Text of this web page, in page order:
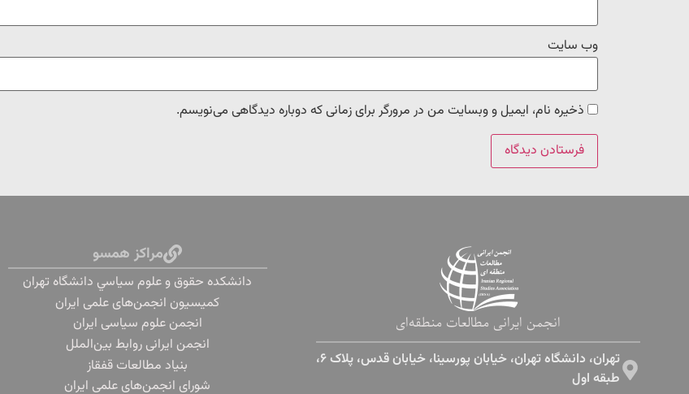
وب‌ سایت
ذخیره نام، ایمیل و وبسایت من در مرورگر برای زمانی که دوباره دیدگاهی می‌نویسم.
انجمن ایرانی مطالعات منطقه‌ای
تهران، دانشگاه تهران، خیابان پورسینا، خیابان قدس، پلاک ۶،
طبقه اول​
مراکز همسو
دانشكده حقوق و علوم سياسي دانشگاه تهران
کمیسیون انجمن‌های علمی ایران
انجمن علوم سیاسی ایران
انجمن ایرانی روابط بین‌الملل
بنياد مطالعات قفقاز
شورای انجمن‌های علمی ایران